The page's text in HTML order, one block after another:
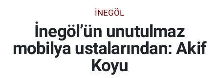
İNEGÖL
İnegöl’ün unutulmaz
mobilya ustalarından: Akif
Koyu
Ekonomi
Son Dakika Haberleri